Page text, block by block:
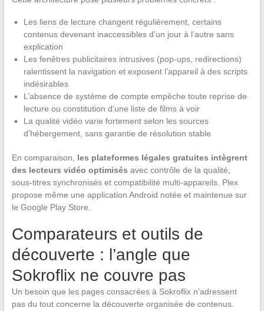
Les liens de lecture changent régulièrement, certains
contenus devenant inaccessibles d’un jour à l’autre sans
explication
Les fenêtres publicitaires intrusives (pop-ups, redirections)
ralentissent la navigation et exposent l’appareil à des scripts
indésirables
L’absence de système de compte empêche toute reprise de
lecture ou constitution d’une liste de films à voir
La qualité vidéo varie fortement selon les sources
d’hébergement, sans garantie de résolution stable
En comparaison, les plateformes légales gratuites intègrent
des lecteurs vidéo optimisés avec contrôle de la qualité,
sous-titres synchronisés et compatibilité multi-appareils. Plex
propose même une application Android notée et maintenue sur
le Google Play Store.
Comparateurs et outils de
découverte : l’angle que
Sokroflix ne couvre pas
Un besoin que les pages consacrées à Sokroflix n’adressent
pas du tout concerne la découverte organisée de contenus.